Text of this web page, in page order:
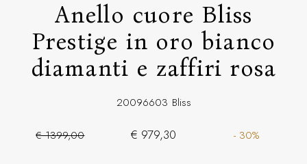
Anello cuore Bliss
Prestige in oro bianco
diamanti e zaffiri rosa
20096603 Bliss
€ 1399,00 € 979,30 - 30%